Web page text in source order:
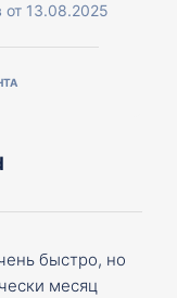
от 13.08.2025
быстро, но
месяц